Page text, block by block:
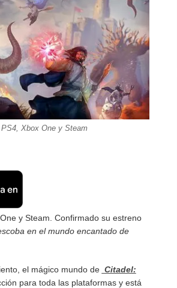
Xbox One y Steam
y Steam. Confirmado su estreno
en el mundo encantado de
el mágico mundo de Citadel:
para toda las plataformas y está